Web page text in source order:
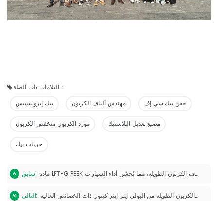
العلامات ذات الصلة :
بيك إيروبسبيس
مهندس ألياف الكربون حقن بيك سي إف
مورد الكربون منخفض الكربون مصنع تعديل البلاستيك
حبيبات بيك
سابق: مادة LFT-G PEEK عالية الجودة مُعدّلة لحشو ألياف الكربون الطويلة، مما يُحسّن أداء السيارات.
التالى: مركبات اللدائن الحرارية المقواة بألياف الكربون الطويلة من البولي إيثر إيثر كيتون ذات الخصائص العالية LFT